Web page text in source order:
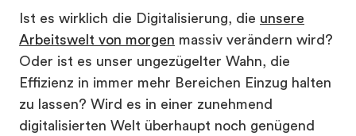
Ist es wirklich die Digitalisierung, die unsere
Arbeitswelt von morgen massiv verändern wird?
Oder ist es unser ungezügelter Wahn, die
Effizienz in immer mehr Bereichen Einzug halten
zu lassen? Wird es in einer zunehmend
digitalisierten Welt überhaupt noch genügend